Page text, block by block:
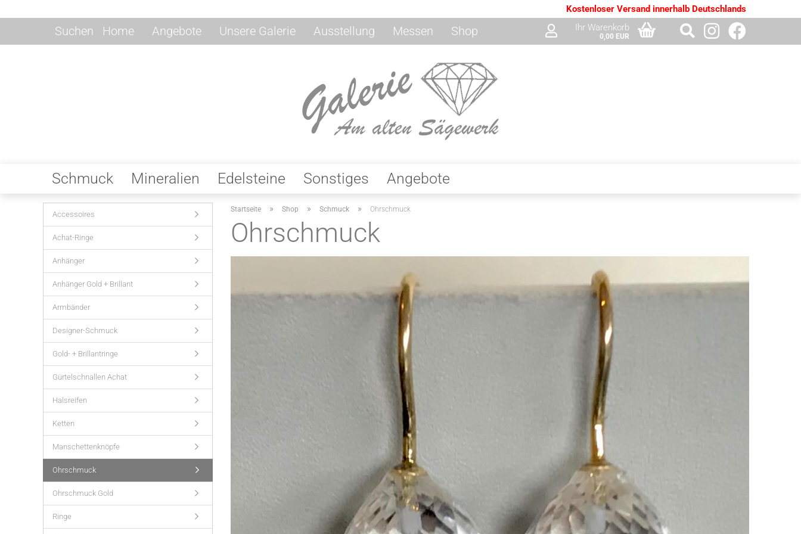
Kostenloser Versand innerhalb Deutschlands
Suchen Home Angebote Unsere Galerie Ausstellung Messen Shop Ihr Warenkorb
0,00 EUR
Schmuck Mineralien Edelsteine Sonstiges Angebote
Startseite » Shop » Schmuck » Ohrschmuck
Ohrschmuck
Accessoires
Achat-Ringe
Anhänger
Anhänger Gold + Brillant
Armbänder
Designer-Schmuck
Gold- + Brillantringe
Gürtelschnallen Achat
Halsreifen
Ketten
Manschettenknöpfe
Ohrschmuck
Ohrschmuck Gold
Ringe